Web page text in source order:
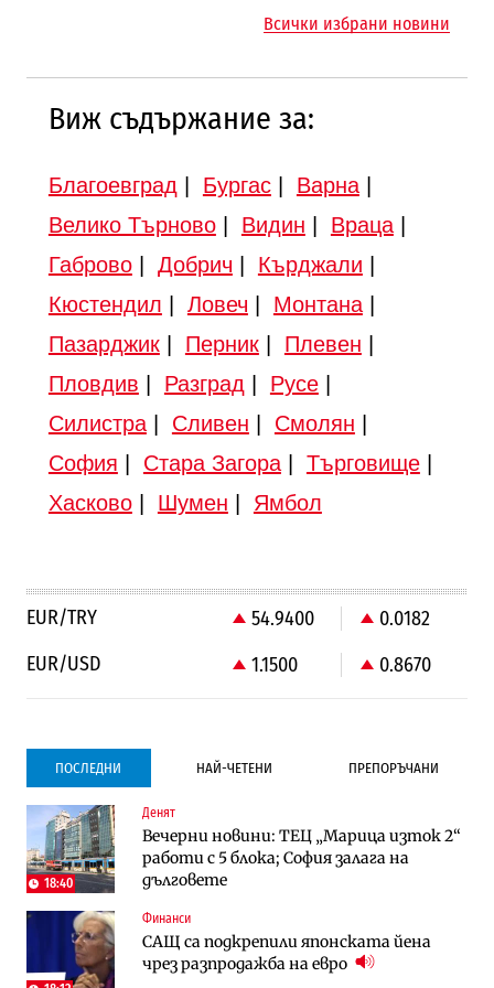
Всички избрани новини
Виж съдържание за:
Благоевград Бургас| Варна|
Велико Търново| Видин Враца|
Габрово| Добрич Кърджали
Кюстендил
Ловеч Монтана|
Пазарджик| Перник| Плевен
Пловдив
Разград Русе|
Силистра| Сливен Смолян
София
Стара Загора| Търговище|
Хасково| Шумен Ямбол
EUR/TRY 54.9400
0.0182
EUR/USD
1.1500 0.8670
ПОСЛЕДНИ НАЙ-ЧЕТЕНИ ПРЕПОРЪЧАНИ
18:40
Денят
Вечерни новини: ТЕЦ „Марица изток 2“
работи с 5 блока; София залага на
дълговете
Финанси
САЩ са подкрепили японската йена
чрез разпродажба на евро
Градоустройство
Столична община избра изпълнител за
преместването на трамвайното
трасе по бул. „Скобелев“
Компании
Vivacom предлага над 150 устройства с
90% отстъпка през август
Компании
Vivacom предлага над 150 устройства с
90% отстъпка през август
To:know
Последни дни с обозначаване на цените
в лева: Какво предстои?